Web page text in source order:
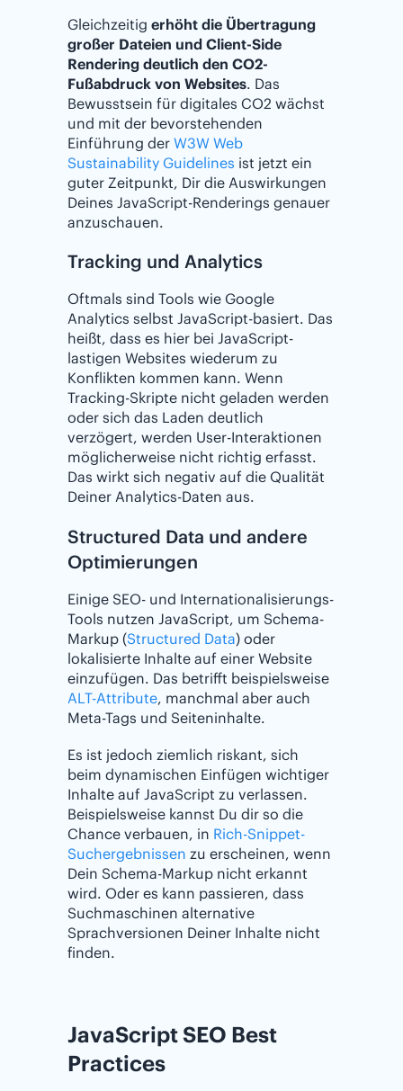
Gleichzeitig erhöht die Übertragung
großer Dateien und Client-Side
Rendering deutlich den CO2-
Fußabdruck von Websites. Das
Bewusstsein für digitales CO2 wächst
und mit der bevorstehenden
Einführung der W3W Web
Sustainability Guidelines ist jetzt ein
guter Zeitpunkt, Dir die Auswirkungen
Deines JavaScript-Renderings genauer
anzuschauen.
Tracking und Analytics
Oftmals sind Tools wie Google
Analytics selbst JavaScript-basiert. Das
heißt, dass es hier bei JavaScript-
lastigen Websites wiederum zu
Konflikten kommen kann. Wenn
Tracking-Skripte nicht geladen werden
oder sich das Laden deutlich
verzögert, werden User-Interaktionen
möglicherweise nicht richtig erfasst.
Das wirkt sich negativ auf die Qualität
Deiner Analytics-Daten aus.
Structured Data und andere
Optimierungen
Einige SEO- und Internationalisierungs-
Tools nutzen JavaScript, um Schema-
Markup (Structured Data) oder
lokalisierte Inhalte auf einer Website
einzufügen. Das betrifft beispielsweise
ALT-Attribute, manchmal aber auch
Meta-Tags und Seiteninhalte.
Es ist jedoch ziemlich riskant, sich
beim dynamischen Einfügen wichtiger
Inhalte auf JavaScript zu verlassen.
Beispielsweise kannst Du dir so die
Chance verbauen, in Rich-Snippet-
Suchergebnissen zu erscheinen, wenn
Dein Schema-Markup nicht erkannt
wird. Oder es kann passieren, dass
Suchmaschinen alternative
Sprachversionen Deiner Inhalte nicht
finden.
JavaScript SEO Best
Practices